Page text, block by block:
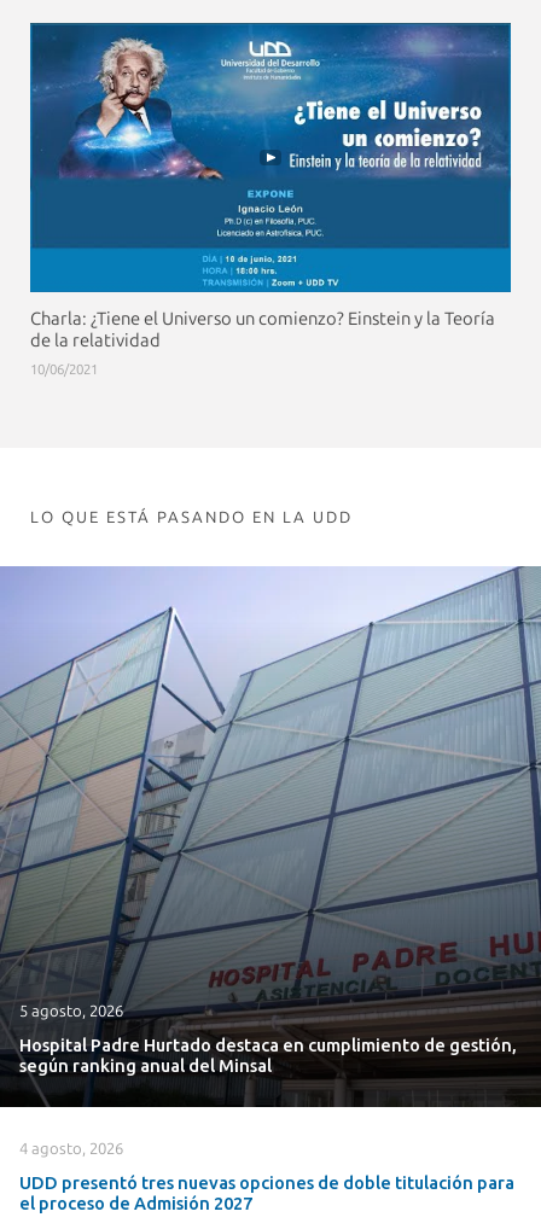
Charla: ¿Tiene el Universo un comienzo? Einstein y la Teoría
de la relatividad
10/06/2021
LO QUE ESTÁ PASANDO EN LA UDD
5 agosto, 2026
Hospital Padre Hurtado destaca en cumplimiento de gestión,
según ranking anual del Minsal
4 agosto, 2026
UDD presentó tres nuevas opciones de doble titulación para
el proceso de Admisión 2027